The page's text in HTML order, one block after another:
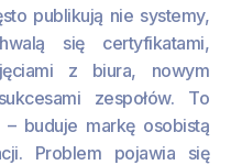
publikują nie systemy,
się certyfikatami,
z biura, nowym
zespołów. To
buduje markę osobistą
Problem pojawia się